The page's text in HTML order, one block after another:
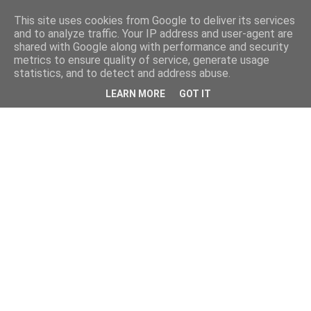
This site uses cookies from Google to deliver its services
and to analyze traffic. Your IP address and user-agent are
shared with Google along with performance and security
metrics to ensure quality of service, generate usage
statistics, and to detect and address abuse.
LEARN MORE GOT IT